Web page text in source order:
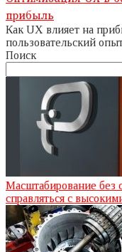
прибыль
Как UX влияет на
пользовательский
Поиск
Масштабирование без
справляться с